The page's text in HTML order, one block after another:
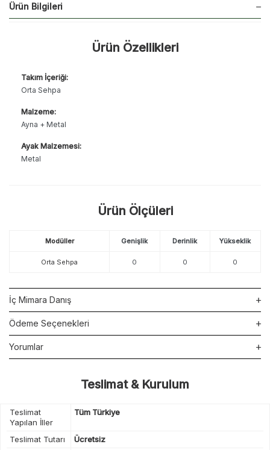
Ürün Bilgileri
Ürün Özellikleri
Takım İçeriği:
Orta Sehpa
Malzeme:
Ayna + Metal
Ayak Malzemesi:
Metal
Ürün Ölçüleri
Modüller Genişlik Derinlik Yükseklik
Orta Sehpa 0 0 0
İç Mimara Danış
Ödeme Seçenekleri
Yorumlar
Teslimat & Kurulum
Teslimat
Yapılan İller
Tüm Türkiye
Teslimat Tutarı
Ücretsiz